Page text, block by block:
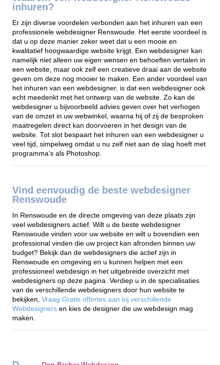
inhuren?
Er zijn diverse voordelen verbonden aan het inhuren van een
professionele webdesigner Renswoude. Het eerste voordeel is
dat u op deze manier zeker weet dat u een mooie en
kwalitatief hoogwaardige website krijgt. Een webdesigner kan
namelijk niet alleen uw eigen wensen en behoeften vertalen in
een website, maar ook zelf een creatieve draai aan de website
geven om deze nog mooier te maken. Een ander voordeel van
het inhuren van een webdesigner, is dat een webdesigner ook
echt meedenkt met het ontwerp van de website. Zo kan de
webdesigner u bijvoorbeeld advies geven over het verhogen
van de omzet in uw webwinkel, waarna hij of zij de besproken
maatregelen direct kan doorvoeren in het design van de
website. Tot slot bespaart het inhuren van een webdesigner u
veel tijd, simpelweg omdat u nu zelf niet aan de slag hoeft met
programma’s als Photoshop.
Vind eenvoudig de beste webdesigner
Renswoude
In Renswoude en de directe omgeving van deze plaats zijn
veel webdesigners actief. Wilt u de beste webdesigner
Renswoude vinden voor uw website en wilt u bovendien een
professional vinden die uw project kan afronden binnen uw
budget? Bekijk dan de webdesigners die actief zijn in
Renswoude en omgeving en u kunnen helpen met een
professioneel webdesign in het uitgebreide overzicht met
webdesigners op deze pagina. Verdiep u in de specialisaties
van de verschillende webdesigners door hun website te
bekijken, Vraag Gratis offertes aan bij verschillende
Webdesigners en kies de designer die uw webdesign mag
maken.